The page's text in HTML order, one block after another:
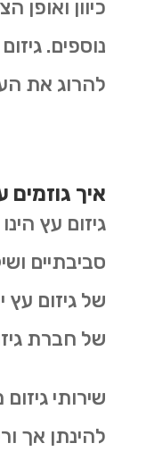
כיוון ואופן
נוספים.
להרוג את
איך גוזמים
גיזום עץ
סביבתיים
של גיזום
של חברת
שירותי
להינתן אך